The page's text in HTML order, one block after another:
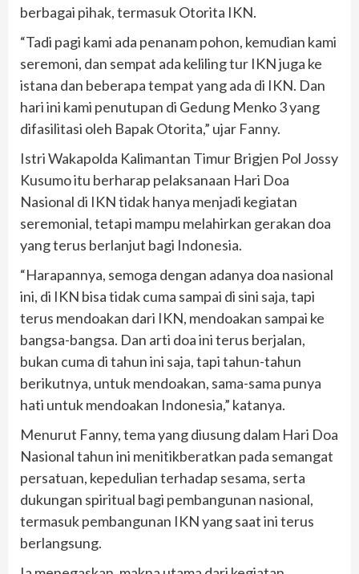
berbagai pihak, termasuk Otorita IKN.
“Tadi pagi kami ada penanam pohon, kemudian kami
seremoni, dan sempat ada keliling tur IKN juga ke
istana dan beberapa tempat yang ada di IKN. Dan
hari ini kami penutupan di Gedung Menko 3 yang
difasilitasi oleh Bapak Otorita,” ujar Fanny.
Istri Wakapolda Kalimantan Timur Brigjen Pol Jossy
Kusumo itu berharap pelaksanaan Hari Doa
Nasional di IKN tidak hanya menjadi kegiatan
seremonial, tetapi mampu melahirkan gerakan doa
yang terus berlanjut bagi Indonesia.
“Harapannya, semoga dengan adanya doa nasional
ini, di IKN bisa tidak cuma sampai di sini saja, tapi
terus mendoakan dari IKN, mendoakan sampai ke
bangsa-bangsa. Dan arti doa ini terus berjalan,
bukan cuma di tahun ini saja, tapi tahun-tahun
berikutnya, untuk mendoakan, sama-sama punya
hati untuk mendoakan Indonesia,” katanya.
Menurut Fanny, tema yang diusung dalam Hari Doa
Nasional tahun ini menitikberatkan pada semangat
persatuan, kepedulian terhadap sesama, serta
dukungan spiritual bagi pembangunan nasional,
termasuk pembangunan IKN yang saat ini terus
berlangsung.